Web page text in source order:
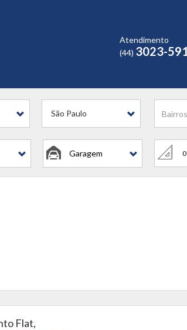
Atendimento
(44) 3023-
São Paulo
Garagem
Flat,